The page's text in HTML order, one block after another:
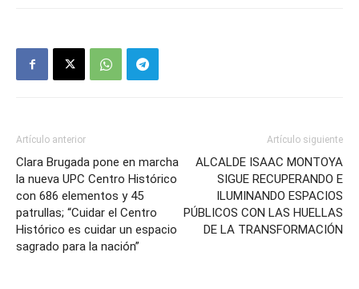
Artículo anterior
Clara Brugada pone en marcha
la nueva UPC Centro Histórico
con 686 elementos y 45
patrullas; “Cuidar el Centro
Histórico es cuidar un espacio
sagrado para la nación”
Artículo siguiente
ALCALDE ISAAC MONTOYA
SIGUE RECUPERANDO E
ILUMINANDO ESPACIOS
PÚBLICOS CON LAS HUELLAS
DE LA TRANSFORMACIÓN